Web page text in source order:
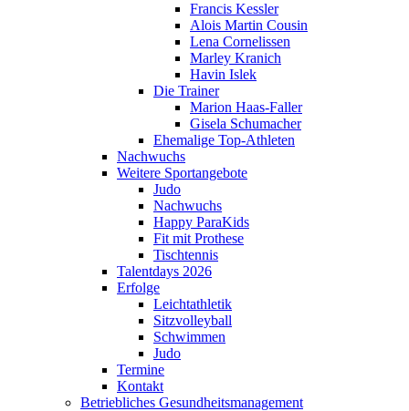
Francis Kessler
Alois Martin Cousin
Lena Cornelissen
Marley Kranich
Havin Islek
Die Trainer
Marion Haas-Faller
Gisela Schumacher
Ehemalige Top-Athleten
Nachwuchs
Weitere Sportangebote
Judo
Nachwuchs
Happy ParaKids
Fit mit Prothese
Tischtennis
Talentdays 2026
Erfolge
Leichtathletik
Sitzvolleyball
Schwimmen
Judo
Termine
Kontakt
Betriebliches Gesundheits­management